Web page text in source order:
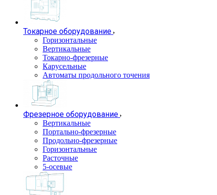
Токарное оборудование
Горизонтальные
Вертикальные
Токарно-фрезерные
Карусельные
Автоматы продольного точения
Фрезерное оборудование
Вертикальные
Портально-фрезерные
Продольно-фрезерные
Горизонтальные
Расточные
5-осевые